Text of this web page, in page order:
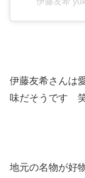
伊藤友希さんは
味だそうです
地元の名物が好